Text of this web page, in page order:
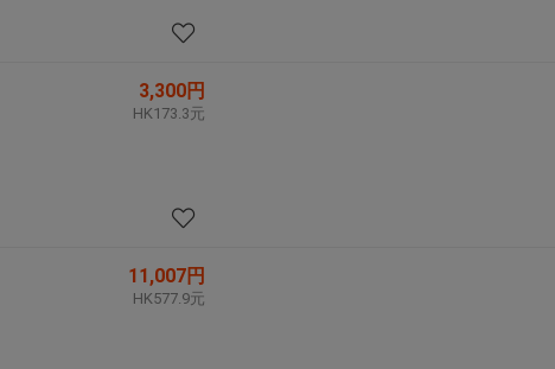
3,300円
HK173.3元
11,007円
HK577.9元